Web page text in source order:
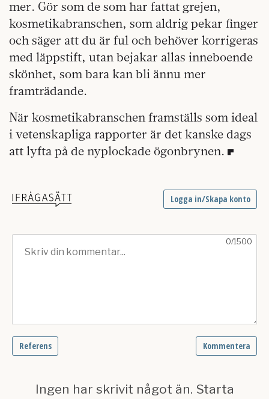
mer. Gör som de som har fattat grejen,
kosmetikabranschen, som aldrig pekar finger
och säger att du är ful och behöver korrigeras
med läppstift, utan bejakar allas inneboende
skönhet, som bara kan bli ännu mer
framträdande.
När kosmetikabranschen framställs som ideal
i vetenskapliga rapporter är det kanske dags
att lyfta på de nyplockade ögonbrynen.